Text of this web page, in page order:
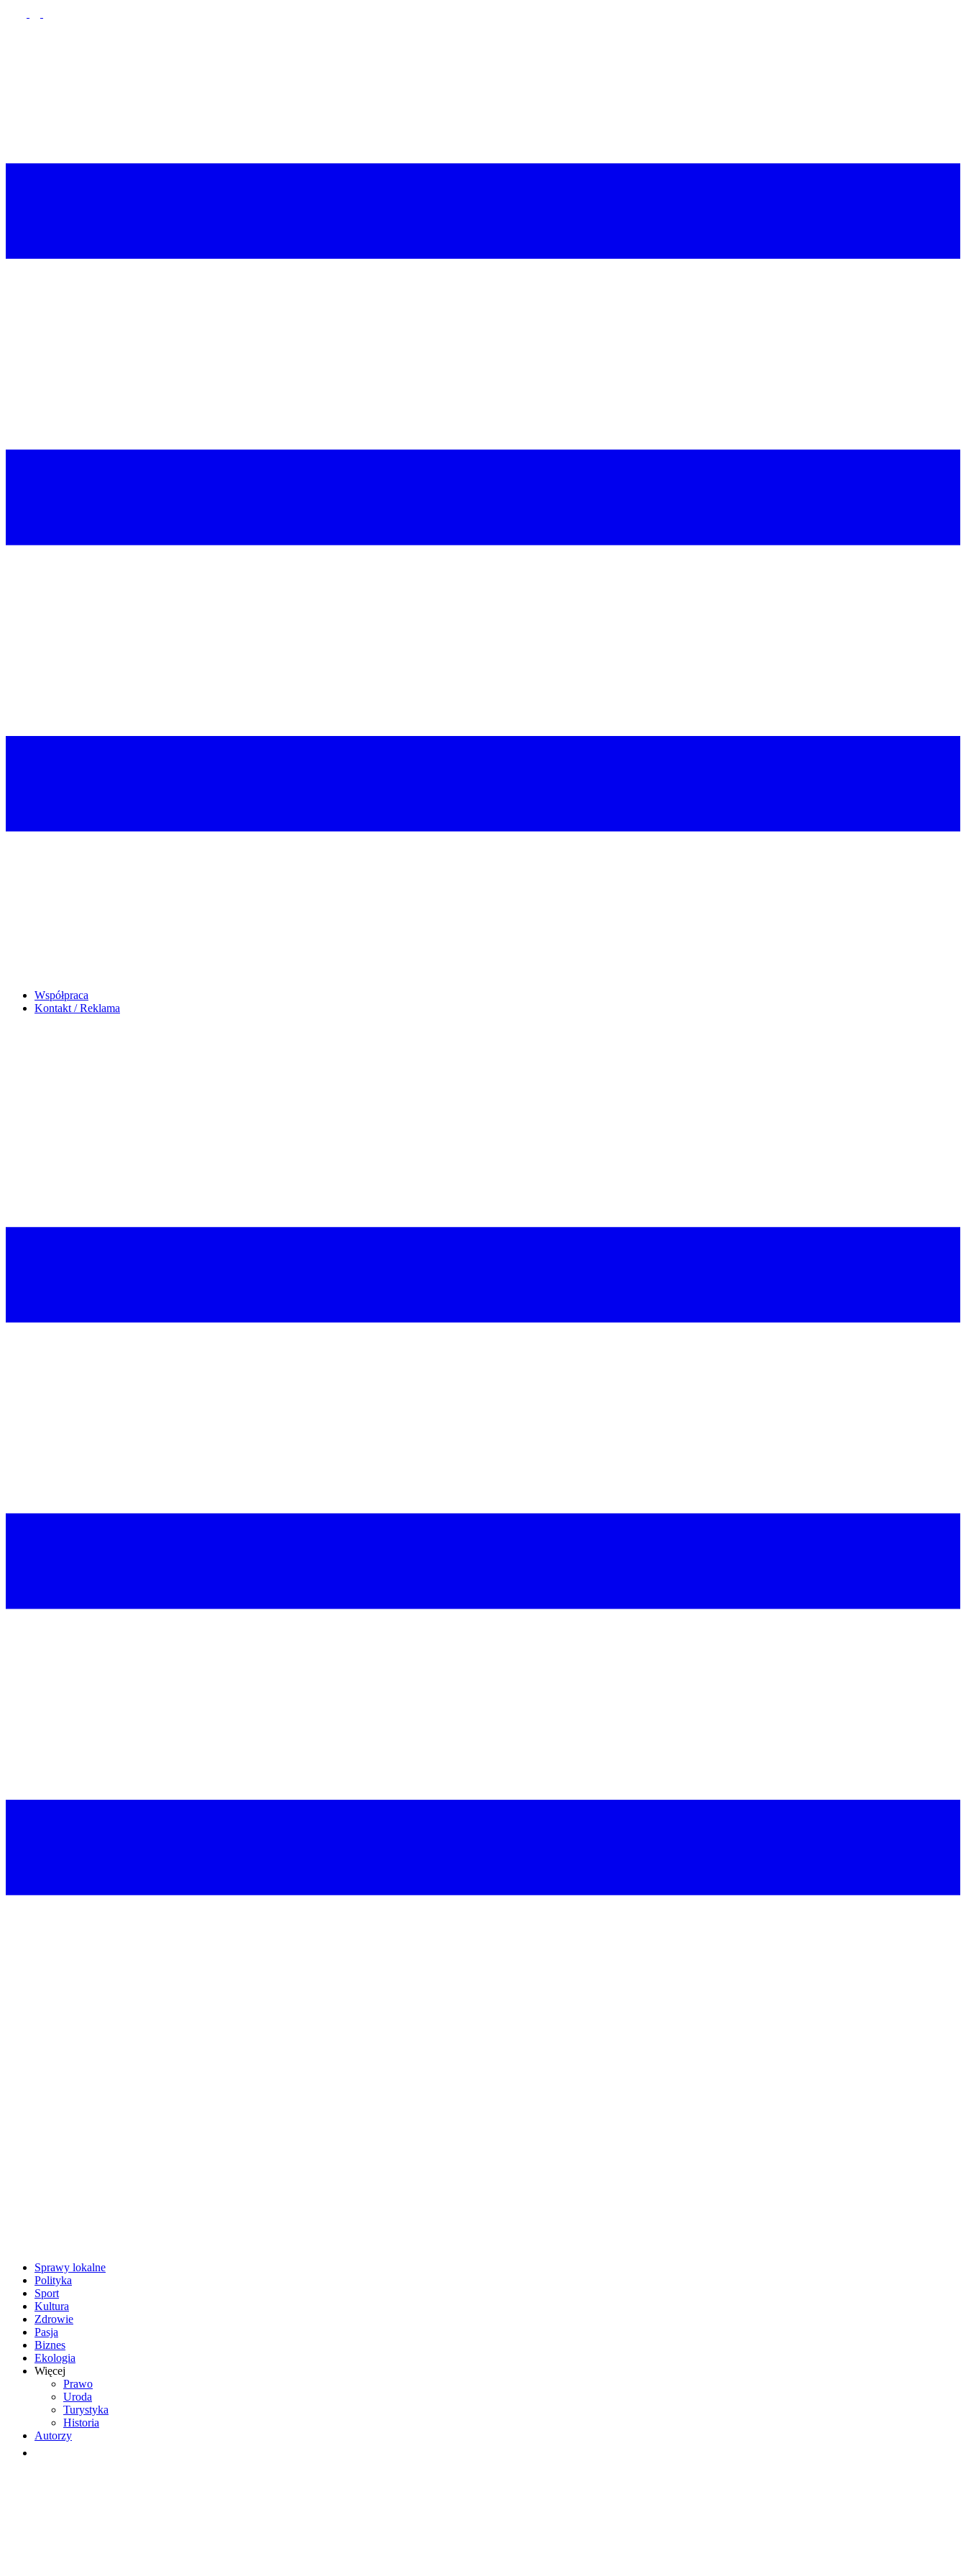
Współpraca
Kontakt / Reklama
Sprawy lokalne
Polityka
Sport
Kultura
Zdrowie
Pasja
Biznes
Ekologia
Więcej
Prawo
Uroda
Turystyka
Historia
Autorzy